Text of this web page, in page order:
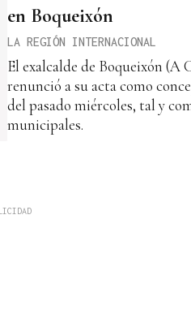
en Boqueixón
LA REGIÓN INTERNACIONAL
El exalcalde de Boqueixón (A
renunció a su acta como
del pasado miércoles, tal y
municipales.